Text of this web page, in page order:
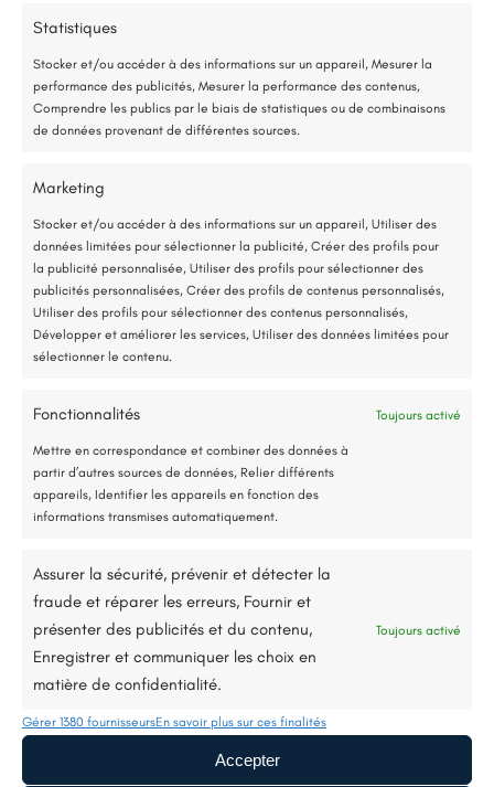
Statistiques
Stocker et/ou accéder à des informations sur un appareil, Mesurer la
performance des publicités, Mesurer la performance des contenus,
Comprendre les publics par le biais de statistiques ou de combinaisons
de données provenant de différentes sources.
Marketing
Stocker et/ou accéder à des informations sur un appareil, Utiliser des
données limitées pour sélectionner la publicité, Créer des profils pour
la publicité personnalisée, Utiliser des profils pour sélectionner des
publicités personnalisées, Créer des profils de contenus personnalisés,
Utiliser des profils pour sélectionner des contenus personnalisés,
Développer et améliorer les services, Utiliser des données limitées pour
sélectionner le contenu.
Fonctionnalités Toujours activé
Mettre en correspondance et combiner des données à
partir d’autres sources de données, Relier différents
appareils, Identifier les appareils en fonction des
informations transmises automatiquement.
Assurer la sécurité, prévenir et détecter la
fraude et réparer les erreurs, Fournir et
présenter des publicités et du contenu,
Enregistrer et communiquer les choix en
matière de confidentialité.
Toujours activé
Gérer 1380 fournisseursEn savoir plus sur ces finalités
Accepter
toiture de maison
Détails du projet
Bouchemaine (49)
Hydrofuge coloré,Rénovation toiture
26 avril 2024
Nous contacter
Sur ce chantier, nous avons réalisé la rénovation
d’une toiture de maison avec un hydrofuge coloré
à Bouchemaine (49). Chantier soigné avec mise
en place d’une protection étanche pour éviter les
projections sur la façade.
75 % de l’énergie provient des calories naturellement présentes dans
Étude gratuite et sans engagement
*Aides de l’État disponibles selon votre revenu fiscal
Accompagnement administratif et financier complet
Jusqu’à 80% de prise en charge*